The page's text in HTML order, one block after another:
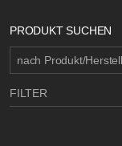
PRODUKT SUCHEN
FILTER